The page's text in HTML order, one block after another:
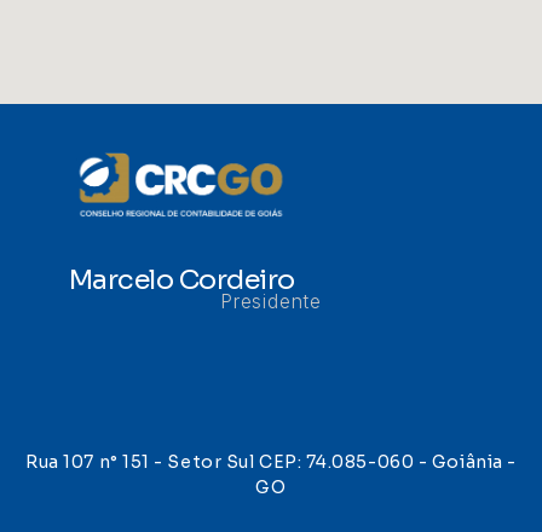
Marcelo Cordeiro
Presidente
Rua 107 n° 151 - Setor Sul CEP: 74.085-060 - Goiânia -
GO